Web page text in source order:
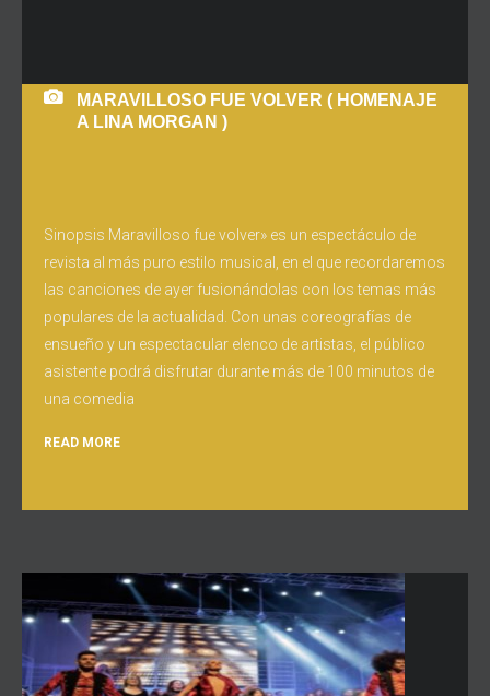
MARAVILLOSO FUE VOLVER ( HOMENAJE
A LINA MORGAN )
Sinopsis Maravilloso fue volver» es un espectáculo de
revista al más puro estilo musical, en el que recordaremos
las canciones de ayer fusionándolas con los temas más
populares de la actualidad. Con unas coreografías de
ensueño y un espectacular elenco de artistas, el público
asistente podrá disfrutar durante más de 100 minutos de
una comedia
READ MORE